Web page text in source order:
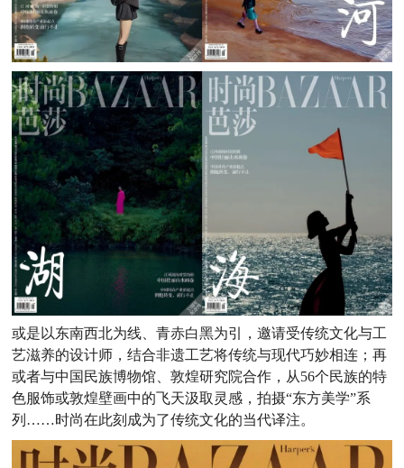
或是以东南西北为线、青赤白黑为引，邀请受传统文化与工
艺滋养的设计师，结合非遗工艺将传统与现代巧妙相连；再
或者与中国民族博物馆、敦煌研究院合作，从56个民族的特
色服饰或敦煌壁画中的飞天汲取灵感，拍摄“东方美学”系
列……时尚在此刻成为了传统文化的当代译注。